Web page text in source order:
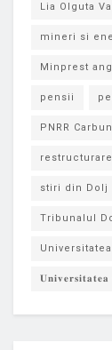
Lia Olguta
mineri si
Minprest
pensii
PNRR
restructurare
stiri din Dolj
Tribunalul